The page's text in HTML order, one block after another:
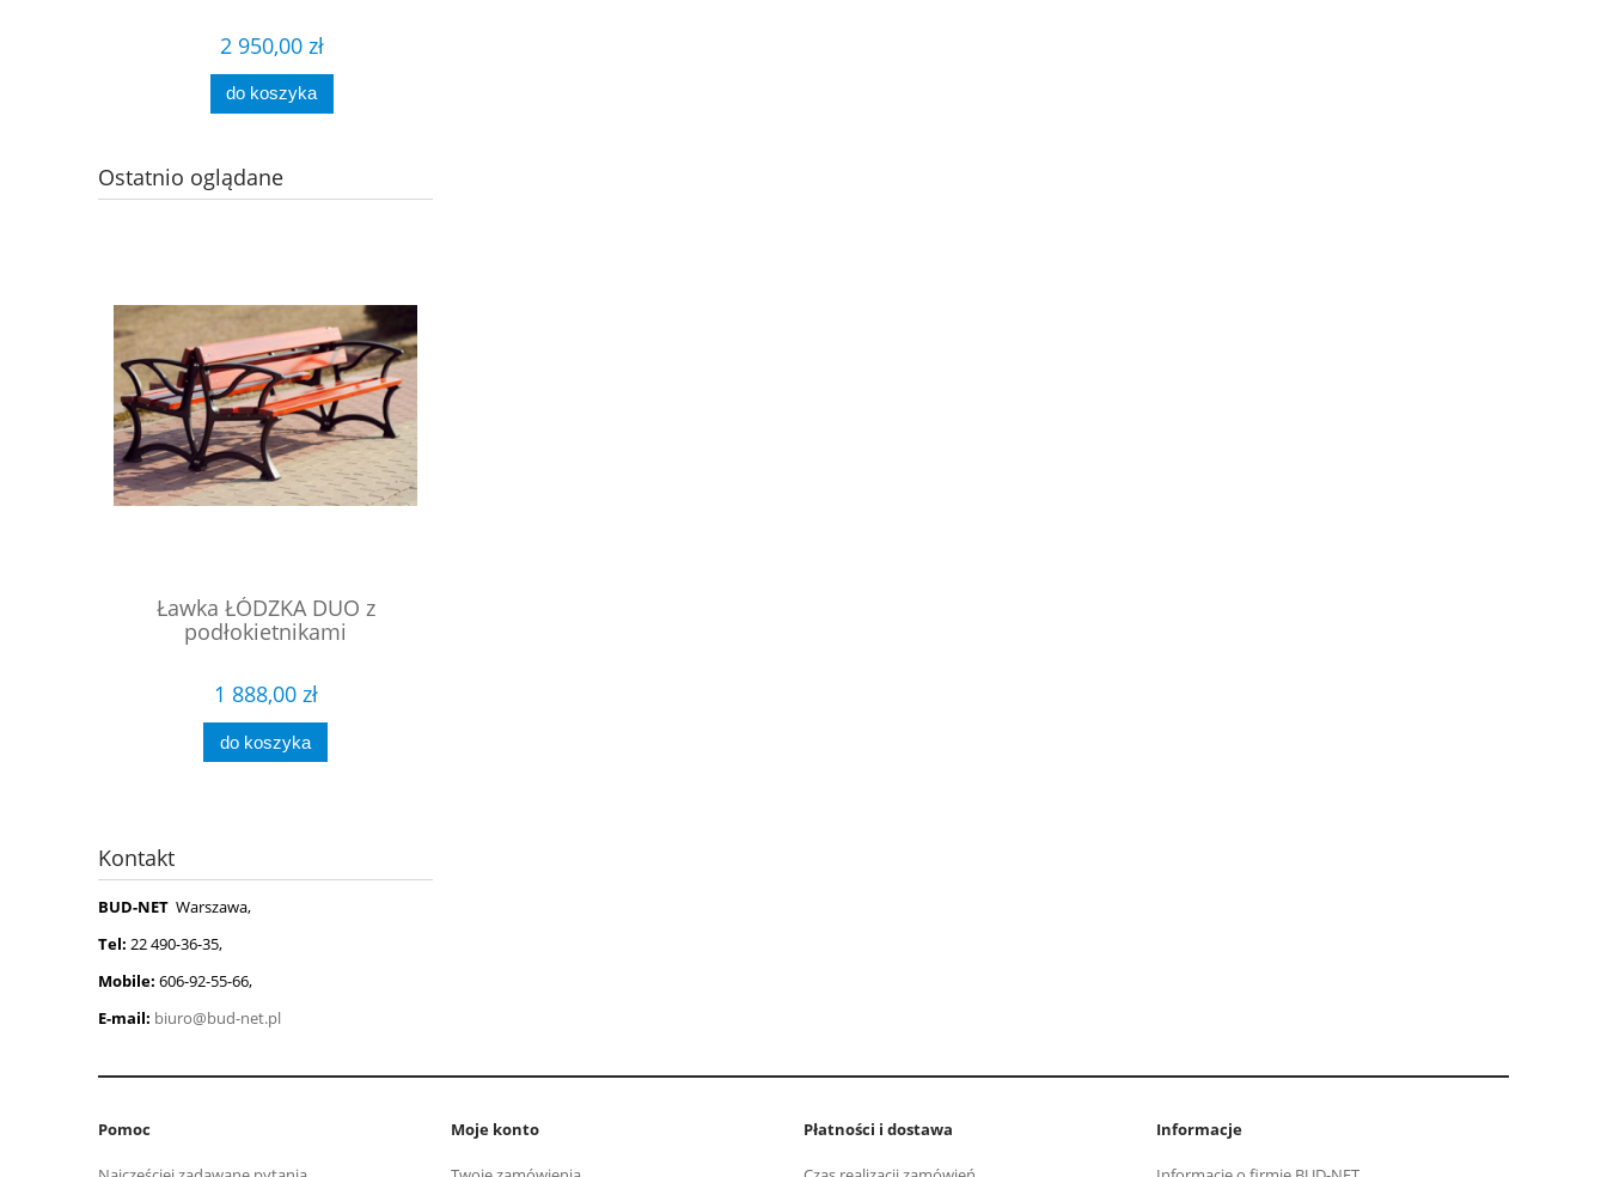
2 950,00 zł
do koszyka
Ostatnio oglądane
Ławka ŁÓDZKA DUO z
podłokietnikami
1 888,00 zł
do koszyka
Kontakt
BUD-NET Warszawa,
Tel: 22 490-36-35,
Mobile: 606-92-55-66,
E-mail: biuro@bud-net.pl
Pomoc Moje konto Płatności i dostawa Informacje